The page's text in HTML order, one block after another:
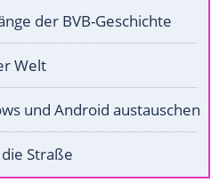
der BVB-Geschichte
Welt
und Android austauschen
Straße